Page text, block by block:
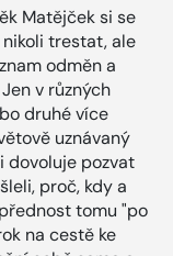
Matějček si se
trestat, ale
odměn a
v různých
druhé více
uznávaný
dovoluje pozvat
proč, kdy a
tomu "po
na cestě ke